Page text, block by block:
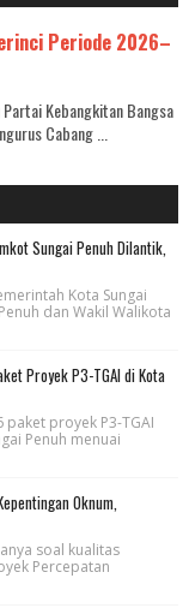
Periode 2026–
Partai Kebangkitan Bangsa
Cabang ...
Sungai Penuh Dilantik,
Kota Sungai
dan Wakil Walikota
Proyek P3-TGAI di Kota
paket proyek P3-TGAI
Penuh menuai
Oknum,
soal kualitas
Percepatan